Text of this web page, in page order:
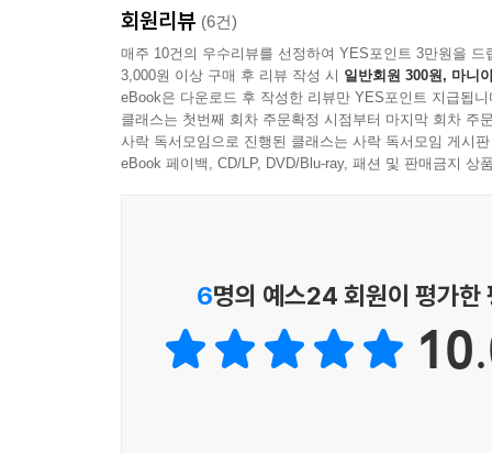
-대화와 서술이 적절히 조화된 문장 구성을 통해
-이 책은 글 읽기의 즐거움을 발견하고 스스로 책
회원리뷰 (6건)
매주 10건의 우수리뷰를 선정하여 YES포인트 3만원을 드
3,000원 이상 구매 후 리뷰 작성 시 일반회원 300원, 마니
eBook은 다운로드 후 작성한 리뷰만 YES포인트 지급됩니
클래스는 첫번째 회차 주문확정 시점부터 마지막 회차 주
사락 독서모임으로 진행된 클래스는 사락 독서모임 게시
eBook 페이백, CD/LP, DVD/Blu-ray, 패션 및 판매금지 상
6명의 예스24 회원이 평가한